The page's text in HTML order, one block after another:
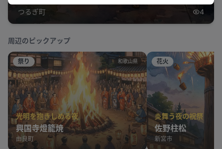
つるぎ町 4
周辺のピックアップ
祭り 和歌山県
光明を抱きしめる夜
興国寺燈籠焼
由良町
花火
炎舞う夜の祝祭
佐野柱松
新宮市